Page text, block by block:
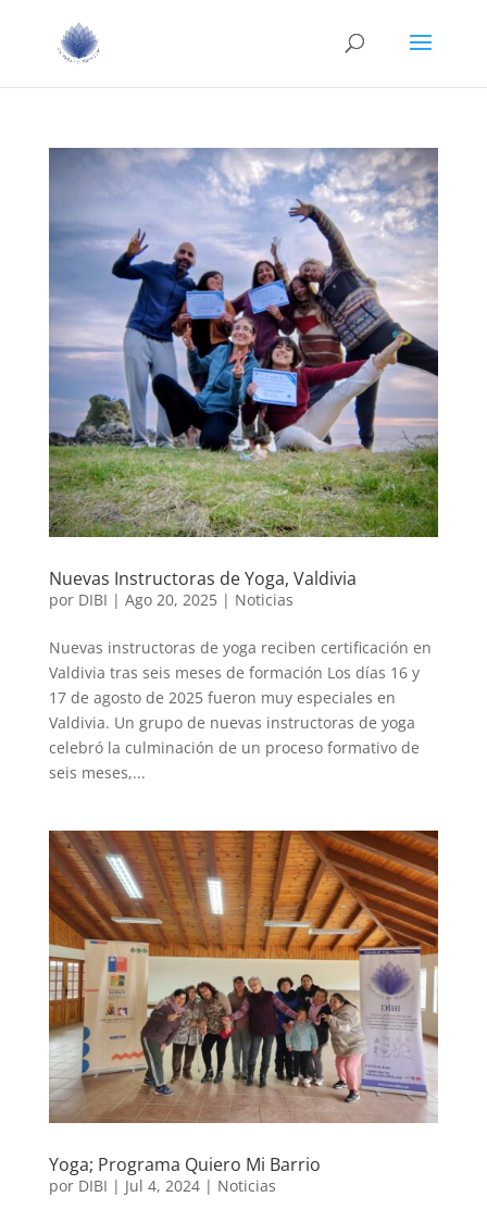
Nuevas Instructoras de Yoga, Valdivia
por DIBI | Ago 20, 2025| Noticias
Nuevas instructoras de yoga reciben certificación en
Valdivia tras seis meses de formación Los días 16 y
17 de agosto de 2025 fueron muy especiales en
Valdivia. Un grupo de nuevas instructoras de yoga
celebró la culminación de un proceso formativo de
seis meses,...
Yoga; Programa Quiero Mi Barrio
por DIBI | Jul 4, 2024| Noticias